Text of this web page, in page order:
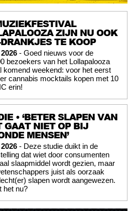
ZIJN NU OOK
TE KOOP
- Goed nieuws voor de
bezoekers van het Lollapalooza
komend weekend: voor het eerst
cannabis mocktails kopen met 10
erin!
• ‘BETER SLAPEN VAN
GAAT NIET OP BIJ
MENSEN’
- Deze studie duikt in de
dat wiet door consumenten
slaapmiddel wordt gezien, maar
juist als oorzaak
slapen wordt aangewezen.
het nu?